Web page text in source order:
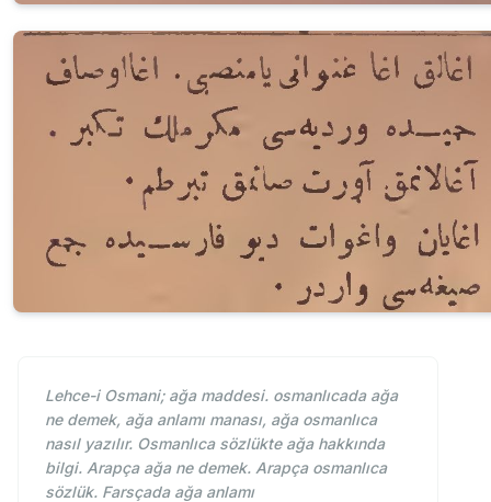
Lehce-i Osmani; ağa maddesi. osmanlıcada ağa
ne demek, ağa anlamı manası, ağa osmanlıca
nasıl yazılır. Osmanlıca sözlükte ağa hakkında
bilgi. Arapça ağa ne demek. Arapça osmanlıca
sözlük. Farsçada ağa anlamı